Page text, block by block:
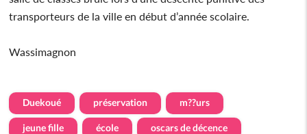
transporteurs de la ville en début d’année scolaire.
Wassimagnon
Duekoué préservation m??urs
jeune fille école oscars de décence